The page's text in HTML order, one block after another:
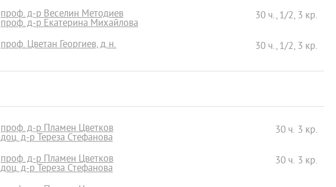
проф. д-р Веселин Методиев
проф. д-р Екатерина Михайлова
30 ч., 1/2, 3 кр.
проф. Цветан Георгиев, д.н. 30 ч., 1/2, 3 кр.
проф. д-р Пламен Цветков
доц. д-р Тереза Стефанова
30 ч. 3 кр.
проф. д-р Пламен Цветков
доц. д-р Тереза Стефанова
30 ч. 3 кр.